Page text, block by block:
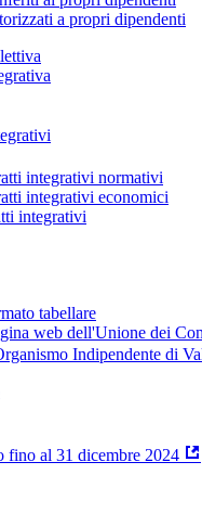
a propri dipendenti
integrativi normativi
integrativi economici
integrativi
tabellare
web dell'Unione dei
Indipendente di
fino al 31 dicembre 2024